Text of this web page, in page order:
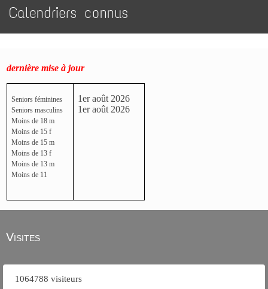
Calendriers connus
dernière mise à jour
Seniors féminines
Seniors masculins
Moins de 18 m
Moins de 15 f
Moins de 15 m
Moins de 13 f
Moins de 13 m
Moins de 11
1er août 2026
1er août 2026
Visites
1064788 visiteurs